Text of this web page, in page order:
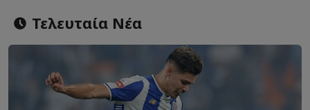
Τελευταία Νέα